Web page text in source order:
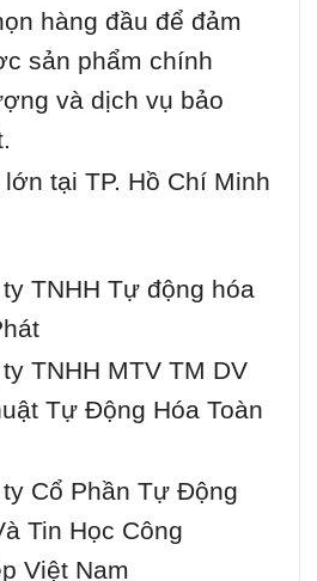
hàng đầu để đảm
sản phẩm chính
và dịch vụ bảo
tại TP. Hồ Chí Minh
TNHH Tự động hóa
TNHH MTV TM DV
Tự Động Hóa Toàn
Cổ Phần Tự Động
Tin Học Công
Việt Nam